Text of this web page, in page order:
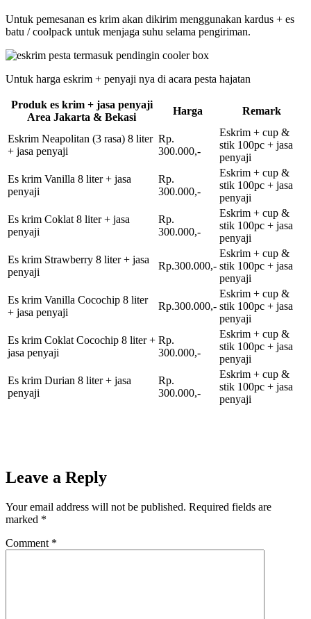
Untuk pemesanan es krim akan dikirim menggunakan kardus + es
batu / coolpack untuk menjaga suhu selama pengiriman.
Untuk harga eskrim + penyaji nya di acara pesta hajatan
Produk es krim + jasa penyaji
Area Jakarta & Bekasi
Harga Remark
Eskrim Neapolitan (3 rasa) 8 liter
+ jasa penyaji
Rp.
300.000,-
Eskrim + cup &
stik 100pc + jasa
penyaji
Es krim Vanilla 8 liter + jasa
penyaji
Rp.
300.000,-
Eskrim + cup &
stik 100pc + jasa
penyaji
Es krim Coklat 8 liter + jasa
penyaji
Rp.
300.000,-
Eskrim + cup &
stik 100pc + jasa
penyaji
Es krim Strawberry 8 liter + jasa
penyaji
Rp.300.000,-
Eskrim + cup &
stik 100pc + jasa
penyaji
Es krim Vanilla Cocochip 8 liter
+ jasa penyaji
Rp.300.000,-
Eskrim + cup &
stik 100pc + jasa
penyaji
Es krim Coklat Cocochip 8 liter +
jasa penyaji
Rp.
300.000,-
Eskrim + cup &
stik 100pc + jasa
penyaji
Es krim Durian 8 liter + jasa
penyaji
Rp.
300.000,-
Eskrim + cup &
stik 100pc + jasa
penyaji
Leave a Reply
Your email address will not be published. Required fields are
marked *
Comment *